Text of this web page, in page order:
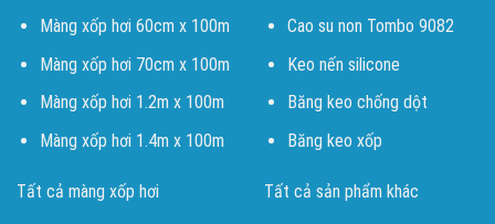
Màng xốp hơi 60cm x 100m
Màng xốp hơi 70cm x 100m
Màng xốp hơi 1.2m x 100m
Màng xốp hơi 1.4m x 100m
Tất cả màng xốp hơi
Cao su non Tombo 9082
Keo nến silicone
Băng keo chống dột
Băng keo xốp
Tất cả sản phẩm khác